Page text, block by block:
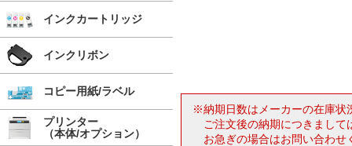
※納期日数はメーカーの在庫状
ご注文後の納期につきまし
お急ぎの場合はお問い合わせ
インクカートリッジ
インクリボン
コピー用紙/ラベル
プリンター
（本体/オプション）